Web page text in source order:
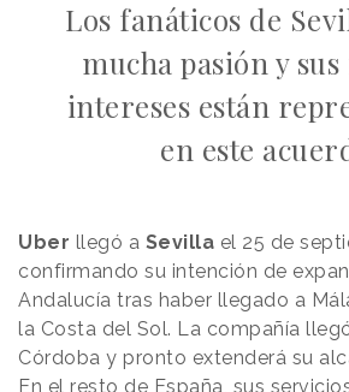
Los fanáticos de
mucha pasión y
intereses están
en este
Uber llegó a Sevilla el 25 de
confirmando su intención de
Andalucía tras haber llegado a
la Costa del Sol. La compañía
Córdoba y pronto extenderá su
En el resto de España, sus